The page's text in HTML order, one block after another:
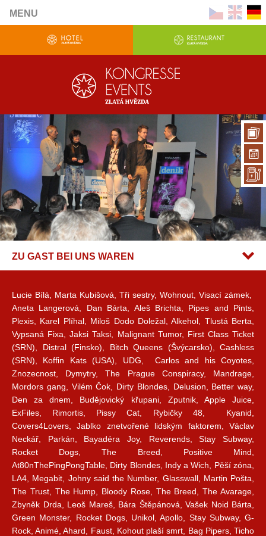
MENU
ZU GAST BEI UNS WAREN
Lucie Bílá, Marta Kubišová, Tři sestry, Wohnout, Visací zámek,
Aneta Langerová, Dan Bárta, Aleš Brichta, Pipes and Pints,
Plexis, Karel Plíhal, Miloš Dodo Doležal, Alkehol, Tlustá Berta,
Vypsaná Fixa, Jaksi Taksi, Malignant Tumor, First Class Ticket
(SRN), Distral (Finsko), Bitch Queens (Švýcarsko), Cashless
(SRN), Koffin Kats (USA), UDG, Carlos and his Coyotes,
Znozecnost, Dymytry, The Prague Conspiracy, Mandrage,
Mordors gang, Vilém Čok, Dirty Blondes, Delusion, Better way,
Den za dnem, Budějovický křupani, Zputnik, Apple Juice,
ExFiles, Rimortis, Pissy Cat, Rybičky 48, Kyanid,
Covers4Lovers, Jablko znetvořené lidským faktorem, Václav
Neckář, Parkán, Bayadéra Joy, Reverends, Stay Subway,
Rocket Dogs, The Breed, Positive Mind,
At80nThePingPongTable, Dirty Blondes, Indy a Wich, Pěší zóna,
LA4, Megabit, Johny said the Number, Glasswall, Martin Pošta,
The Trust, The Hump, Bloody Rose, The Breed, The Avarage,
Zbyněk Drda, Leoš Mareš, Bára Štěpánová, Vašek Noid Bárta,
Green Monster, Rocket Dogs, Unikol, Apollo, Stay Subway, G-
Rock, Animé, Ahard, Faust, Kohout plaší smrt, Bag Pipers, Ticho